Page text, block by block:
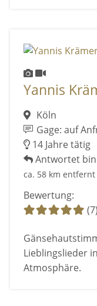
Yannis
Köln
Gage: auf
14 Jahre tätig
Antwortet
ca. 58 km entfernt
Bewertung:
(7)
Lieblingslieder
Atmosphäre.